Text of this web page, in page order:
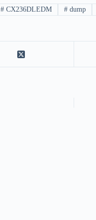
# CX236DLEDM #dump